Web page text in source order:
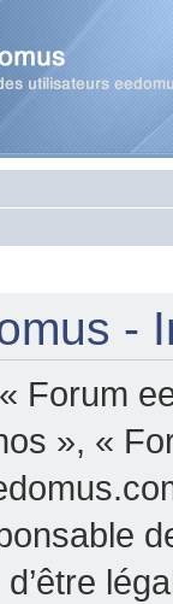
-
Forum
», «
d’être